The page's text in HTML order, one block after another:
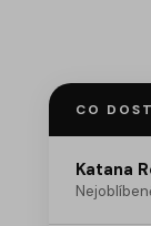
CO
Katana